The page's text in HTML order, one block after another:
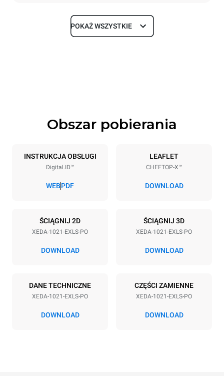
Rozmiar
Specyfikacje blach
10 GN 2/1
Rozstaw blach
380-415V 3N~ / 220-240V
3~
35,8 kW
50 / 60 Hz NIE ZAWIERA
POKAŻ WSZYSTKIE
Obszar pobierania
INSTRUKCJA OBSŁUGI
Digital.ID™
WEBPDF
LEAFLET
CHEFTOP-X™
DOWNLOAD
ŚCIĄGNIJ 2D
XEDA-1021-EXLS-PO
DOWNLOAD
ŚCIĄGNIJ 3D
XEDA-1021-EXLS-PO
DOWNLOAD
DANE TECHNICZNE
XEDA-1021-EXLS-PO
DOWNLOAD
CZĘŚCI ZAMIENNE
XEDA-1021-EXLS-PO
DOWNLOAD